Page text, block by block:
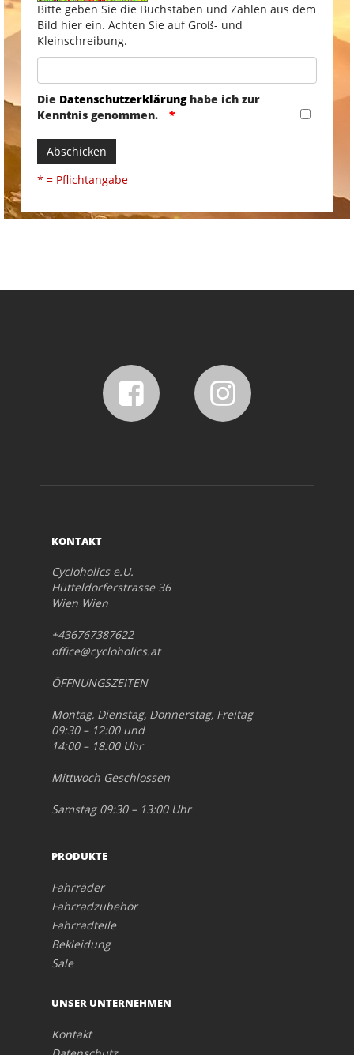
Bitte geben Sie die Buchstaben und Zahlen aus dem
Bild hier ein. Achten Sie auf Groß- und
Kleinschreibung.
Die Datenschutzerklärunghabe ich zur
Kenntnis genommen.
Abschicken
* = Pflichtangabe
KONTAKT
Cycloholics e.U.
Hütteldorferstrasse 36
Wien Wien
+436767387622
office@cycloholics.at
ÖFFNUNGSZEITEN
Montag, Dienstag, Donnerstag, Freitag
09:30 – 12:00 und
14:00 – 18:00 Uhr
Mittwoch Geschlossen
Samstag 09:30 – 13:00 Uhr
PRODUKTE
Fahrräder
Fahrradzubehör
Fahrradteile
Bekleidung
Sale
UNSER UNTERNEHMEN
Kontakt